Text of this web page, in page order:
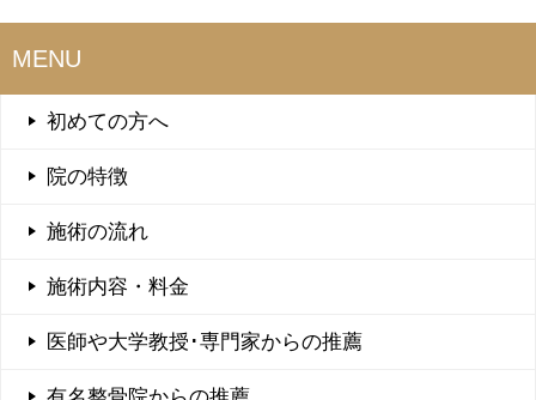
MENU
初めての方へ
院の特徴
施術の流れ
施術内容・料金
医師や大学教授･専門家からの推薦